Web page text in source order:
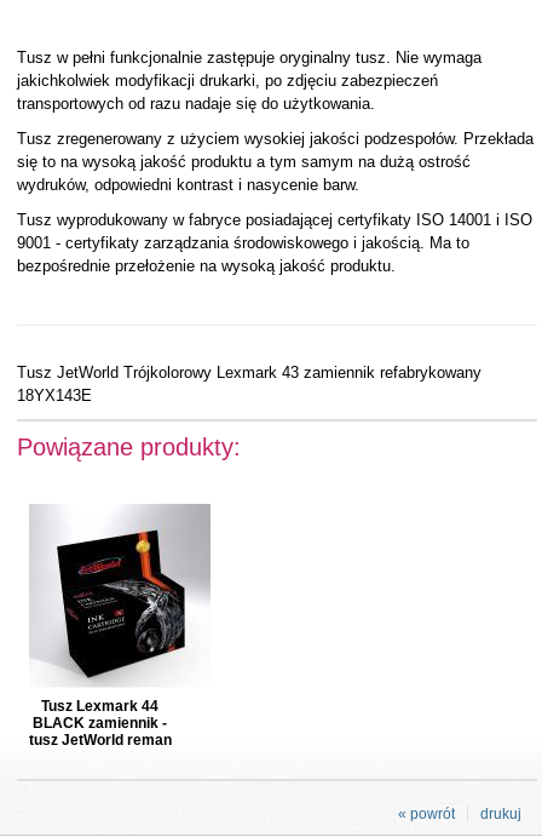
Tusz w pełni funkcjonalnie zastępuje oryginalny tusz. Nie wymaga
jakichkolwiek modyfikacji drukarki, po zdjęciu zabezpieczeń
transportowych od razu nadaje się do użytkowania.
Tusz zregenerowany z użyciem wysokiej jakości podzespołów. Przekłada
się to na wysoką jakość produktu a tym samym na dużą ostrość
wydruków, odpowiedni kontrast i nasycenie barw.
Tusz wyprodukowany w fabryce posiadającej certyfikaty ISO 14001 i ISO
9001 - certyfikaty zarządzania środowiskowego i jakością. Ma to
bezpośrednie przełożenie na wysoką jakość produktu.
Tusz JetWorld Trójkolorowy Lexmark 43 zamiennik refabrykowany
18YX143E
Powiązane produkty:
Tusz Lexmark 44
BLACK zamiennik -
tusz JetWorld reman
drukuj
« powrót